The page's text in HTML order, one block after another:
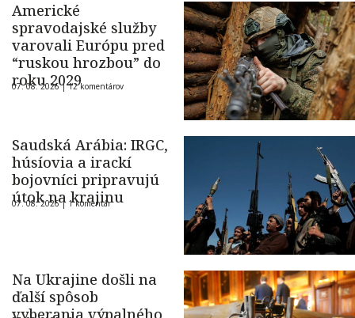
Americké
spravodajské služby
varovali Európu pred
“ruskou hrozbou” do
roku 2029
07. 08. 2026 |12 komentárov
Saudská Arábia: IRGC,
húsíovia a irackí
bojovníci pripravujú
útok na krajinu
07. 08. 2026 | 1 komentár
Na Ukrajine došli na
ďalší spôsob
vyberania výpalného